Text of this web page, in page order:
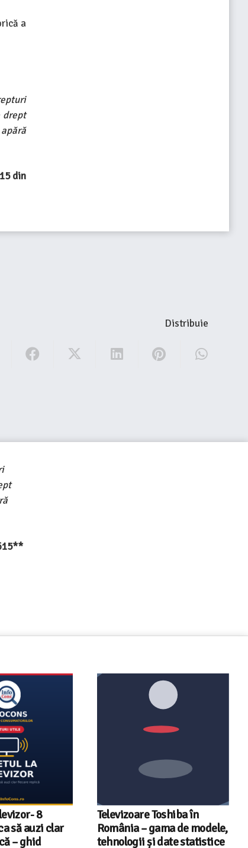
a
drept
din
Distribuie
8
să auzi clar
– ghid
Televizoare Toshiba în
România – gama de modele,
tehnologii și date statistice